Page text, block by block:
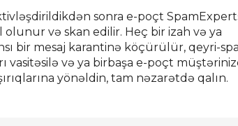
sonra e-poçt
və skan edilir. Heç bir izah və ya
bir mesaj karantinə köçürülür, qeyri-
vasitəsilə və ya birbaşa e-poçt
yönəldin, tam nəzarətdə qalın.